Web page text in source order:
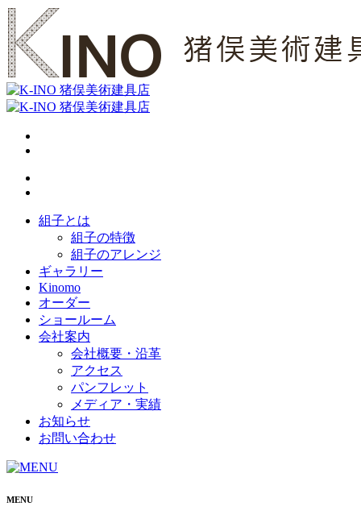
組子とは
組子の特徴
組子のアレンジ
ギャラリー
Kinomo
オーダー
ショールーム
会社案内
会社概要・沿革
アクセス
パンフレット
メディア・実績
お知らせ
お問い合わせ
MENU